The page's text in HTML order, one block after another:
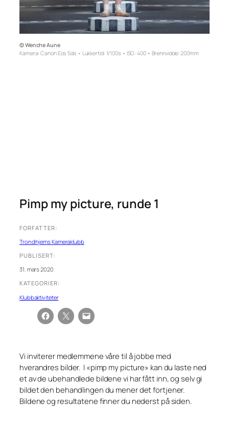
© Wenche Aune
Kamera: Canon Eos 5ds • Lukkertid: 1/100s • ISO: 400• Brennvidde: 200mm
Pimp my picture, runde 1
FORFATTER:
Trondhjems Kameraklubb
PUBLISERT:
31. mars 2020
KATEGORIER:
Klubbaktiviteter
Vi inviterer medlemmene våre til å jobbe med
hverandres bilder. I «pimp my picture» kan du laste ned
et av de ubehandlede bildene vi har fått inn, og selv gi
bildet den behandlingen du mener det fortjener.
Bildene og resultatene finner du nederst på siden.